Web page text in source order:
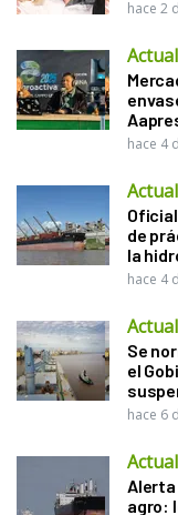
hace 2
hace 4
de
la
hace 4
Se
el
hace 6
agro: